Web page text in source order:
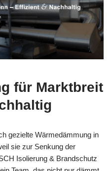
für Marktbreit
gezielte Wärmedämmung in
sie zur Senkung der
Isolierung & Brandschutz